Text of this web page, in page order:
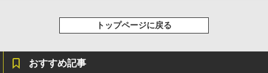
トップページに戻る
おすすめ記事